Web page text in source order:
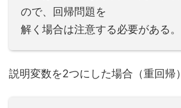
ので、回帰問題を
解く場合は注意する必要がある。
説明変数を2つにした場合（重回帰）